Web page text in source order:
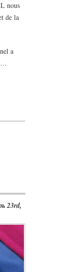
nous
de la
a
…
23rd,